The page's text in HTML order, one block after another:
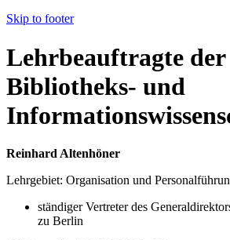
Skip to footer
Lehrbeauftragte der
Bibliotheks- und
Reinhard Altenhöner
Lehrgebiet: Organisation und
ständiger Vertreter des
zu Berlin